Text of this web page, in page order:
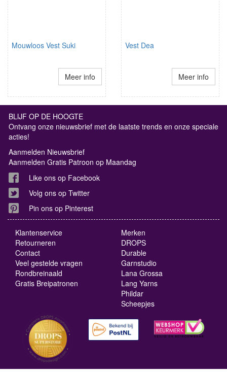
Mouwloos Vest Suki
Meer info
Vest Dea
Meer info
BLIJF OP DE HOOGTE
Ontvang onze nieuwsbrief met de laatste trends en onze speciale
acties!
Aanmelden Nieuwsbrief
Aanmelden Gratis Patroon op Maandag
Like ons op Facebook
Volg ons op Twitter
Pin ons op Pinterest
Klantenservice
Retourneren
Contact
Veel gestelde vragen
Rondbreinaald
Gratis Breipatronen
Merken
DROPS
Durable
Garnstudio
Lana Grossa
Lang Yarns
Phildar
Scheepjes